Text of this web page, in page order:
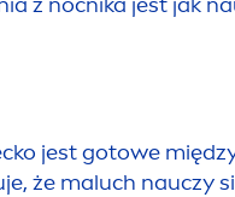
jest gotowe
że maluch nauczy